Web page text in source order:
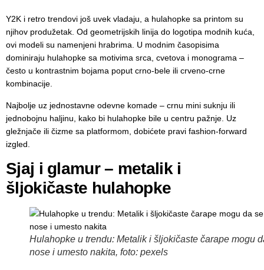
Y2K i retro trendovi još uvek vladaju, a hulahopke sa printom su
njihov produžetak. Od geometrijskih linija do logotipa modnih kuća,
ovi modeli su namenjeni hrabrima. U modnim časopisima
dominiraju hulahopke sa motivima srca, cvetova i monograma –
često u kontrastnim bojama poput crno-bele ili crveno-crne
kombinacije.
Najbolje uz jednostavne odevne komade – crnu mini suknju ili
jednobojnu haljinu, kako bi hulahopke bile u centru pažnje. Uz
gležnjače ili čizme sa platformom, dobićete pravi fashion-forward
izgled.
Sjaj i glamur – metalik i
šljokičaste hulahopke
Hulahopke u trendu: Metalik i šljokičaste čarape mogu
nose i umesto nakita, foto: pexels